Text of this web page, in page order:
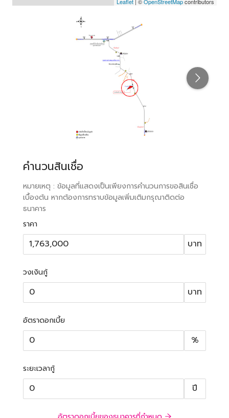
Leaflet | ©OpenStreetMapcontributors
คำนวนสินเชื่อ
หมายเหตุ : ข้อมูลที่แสดงเป็นเพียงการคำนวนการขอสินเชื่อ
เบื้องต้น หากต้องการทราบข้อมูลเพิ่มเติมกรุณาติดต่อ
ธนาคาร
ราคา
บาท
วงเงินกู้
บาท
อัตราดอกเบี้ย
%
ระยะเวลากู้
ปี